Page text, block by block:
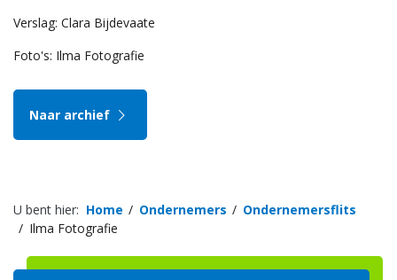
Verslag: Clara Bijdevaate
Foto's: Ilma Fotografie
Naar archief
U bent hier: Home Ondernemers
Ondernemersflits
Ilma Fotografie